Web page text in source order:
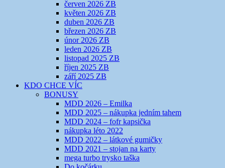
červen 2026 ZB
květen 2026 ZB
duben 2026 ZB
březen 2026 ZB
únor 2026 ZB
leden 2026 ZB
listopad 2025 ZB
říjen 2025 ZB
září 2025 ZB
KDO CHCE VÍC
BONUSY
MDD 2026 – Emilka
MDD 2025 – nákupka jedním tahem
MDD 2024 – fofr kapsička
nákupka léto 2022
MDD 2022 – látkové gumičky
MDD 2021 – stojan na karty
mega turbo trysko taška